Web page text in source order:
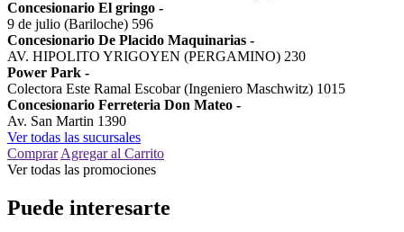
Concesionario El gringo -
9 de julio (Bariloche) 596
Concesionario De Placido Maquinarias -
AV. HIPOLITO YRIGOYEN (PERGAMINO) 230
Power Park -
Colectora Este Ramal Escobar (Ingeniero Maschwitz) 1015
Concesionario Ferreteria Don Mateo -
Av. San Martin 1390
Ver todas las sucursales
Comprar Agregar al Carrito
Ver todas las promociones
Puede interesarte